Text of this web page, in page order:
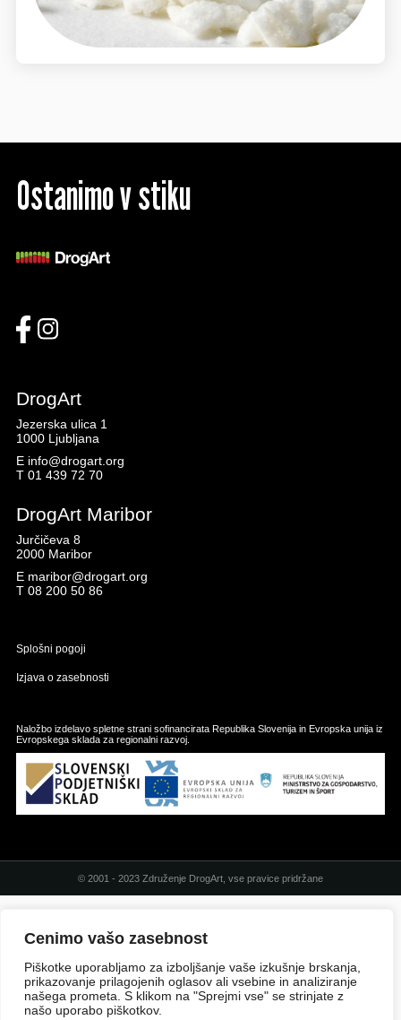
Cenimo vašo zasebnost
Piškotke uporabljamo za izboljšanje vaše izkušnje brskanja,
prikazovanje prilagojenih oglasov ali vsebine in analiziranje
našega prometa. S klikom na "Sprejmi vse" se strinjate z
našo uporabo piškotkov.
Ostanimo v stiku
DrogArt
Jezerska ulica 1
1000 Ljubljana
E info@drogart.org
T 01 439 72 70
DrogArt Maribor
Jurčičeva 8
2000 Maribor
E maribor@drogart.org
T 08 200 50 86
Splošni pogoji
Izjava o zasebnosti
Naložbo izdelavo spletne strani sofinancirata Republika Slovenija in Evropska unija iz
Evropskega sklada za regionalni razvoj.
© 2001 - 2023 Združenje DrogArt, vse pravice pridržane